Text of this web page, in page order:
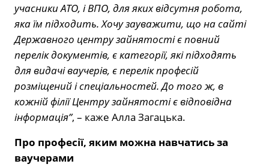
учасники АТО, і ВПО, для яких відсутня робота,
яка їм підходить. Хочу зауважити, що на сайті
Державного центру зайнятості є повний
перелік документів, є категорії, які підходять
для видачі ваучерів, є перелік професій
розміщений і спеціальностей. До того ж, в
кожній філії Центру зайнятості є відповідна
інформація”, – каже Алла Загацька.
Про професії, яким можна навчатись за
ваучерами